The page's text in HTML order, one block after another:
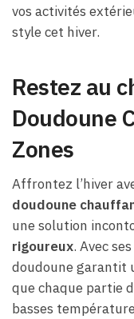
vos activités
style cet hiver.
Restez au
Doudoune
Zones
Affrontez l’hiver
doudoune
une solution
rigoureux. Avec
doudoune garantit
que chaque partie
basses